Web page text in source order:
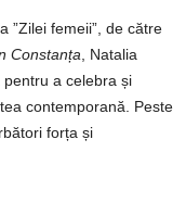
”Zilei femeii”, de către
Constanța , Natalia
a celebra și
contemporană. Peste
forța și